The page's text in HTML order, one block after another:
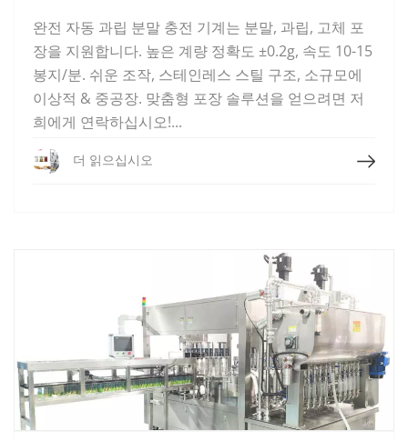
완전 자동 과립 분말 충전 기계는 분말, 과립, 고체 포
장을 지원합니다. 높은 계량 정확도 ±0.2g, 속도 10-15
봉지/분. 쉬운 조작, 스테인레스 스틸 구조, 소규모에
이상적 & 중공장. 맞춤형 포장 솔루션을 얻으려면 저
희에게 연락하십시오!...
더 읽으십시오 더 읽으십시오